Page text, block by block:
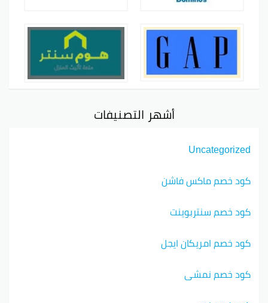
أشهر التصنيفات
Uncategorized
كود خصم ماكس فاشن
كود خصم سنتربوينت
كود خصم امريكان ايجل
كود خصم نمشي